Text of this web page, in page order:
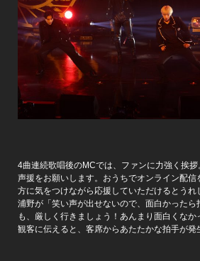
4曲連続歌唱後のMCでは、ファンに力強く挨
声援をお願いします。おうちでオンライン配
方に気をつけながら応援していただけるとうれ
浦野が「笑い声が出せないので、面白かった
も、厳しく行きましょう！あんまり面白くなか
観客に伝えると、客席からあたたかな拍手が発